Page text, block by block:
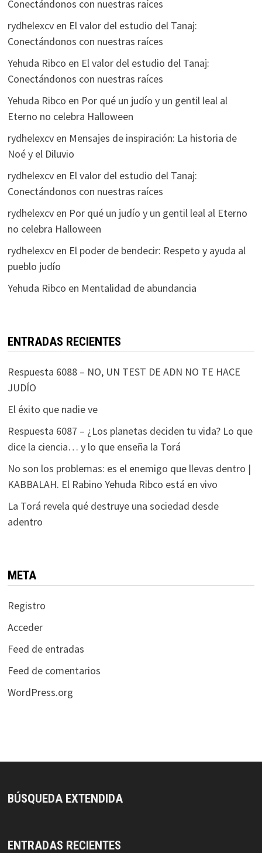
Conectándonos con nuestras raíces
rydhelexcven El valor del estudio del Tanaj:
Conectándonos con nuestras raíces
Yehuda Ribco en El valor del estudio del Tanaj:
Conectándonos con nuestras raíces
Yehuda Ribco en Por qué un judío y un gentil leal al
Eterno no celebra Halloween
rydhelexcven Mensajes de inspiración: La historia de
Noé y el Diluvio
rydhelexcven El valor del estudio del Tanaj:
Conectándonos con nuestras raíces
rydhelexcven Por qué un judío y un gentil leal al Eterno
no celebra Halloween
rydhelexcven El poder de bendecir: Respeto y ayuda al
pueblo judío
Yehuda Ribco en Mentalidad de abundancia
ENTRADAS RECIENTES
Respuesta 6088 – NO, UN TEST DE ADN NO TE HACE
JUDÍO
El éxito que nadie ve
Respuesta 6087 – ¿Los planetas deciden tu vida? Lo que
dice la ciencia… y lo que enseña la Torá
No son los problemas: es el enemigo que llevas dentro |
KABBALAH. El Rabino Yehuda Ribco está en vivo
La Torá revela qué destruye una sociedad desde
adentro
META
Registro
Acceder
Feed de entradas
Feed de comentarios
WordPress.org
BÚSQUEDA EXTENDIDA
ENTRADAS RECIENTES